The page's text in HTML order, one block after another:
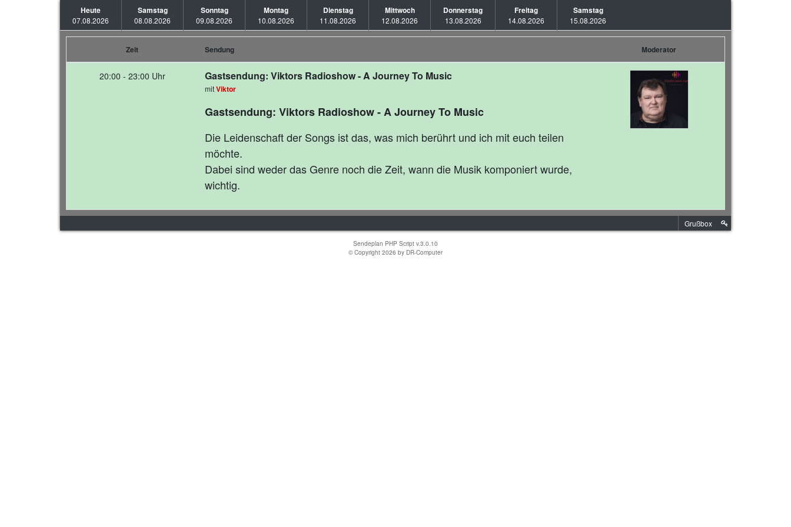
Heute
07.08.2026
Samstag
08.08.2026
Sonntag
09.08.2026
Montag
10.08.2026
Dienstag
11.08.2026
Mittwoch
12.08.2026
Donnerstag
13.08.2026
Freitag
14.08.2026
Samstag
15.08.2026
Zeit Sendung Moderator
20:00 - 23:00 Uhr Gastsendung: Viktors Radioshow - A Journey To Music
mitViktor
Gastsendung: Viktors Radioshow - A Journey To Music
Die Leidenschaft der Songs ist das, was mich berührt und ich mit euch teilen
möchte.
Dabei sind weder das Genre noch die Zeit, wann die Musik komponiert wurde,
wichtig.
Grußbox
Sendeplan PHP Script v.3.0.10
© Copyright 2026 by DR-Computer